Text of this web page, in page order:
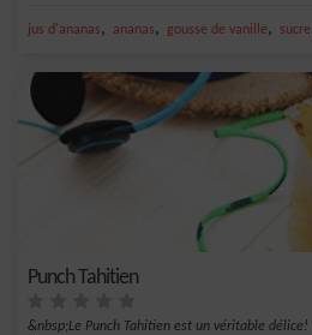
jus d'ananas, ananas, gousse de vanille, sucre
Punch Tahitien
&nbsp;Le Punch Tahitien est un véritable